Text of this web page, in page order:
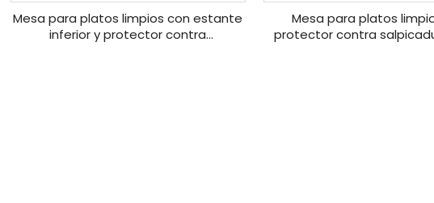
Mesa para platos limpios con estante
inferior y protector contra
Mesa para platos
protector contra